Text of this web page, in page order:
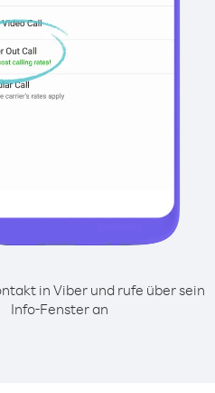
in Viber und rufe über sein
Info-Fenster an